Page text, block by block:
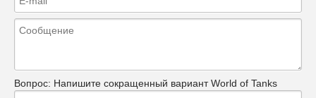
Вопрос: Напишите сокращенный вариант World of Tanks